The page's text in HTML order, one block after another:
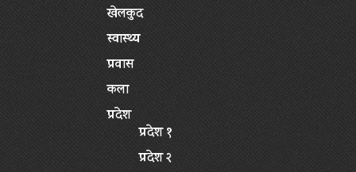
खेलकुद
स्वास्थ्य
प्रवास
कला
प्रदेश
प्रदेश १
प्रदेश २